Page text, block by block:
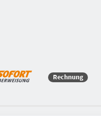
Rechnung